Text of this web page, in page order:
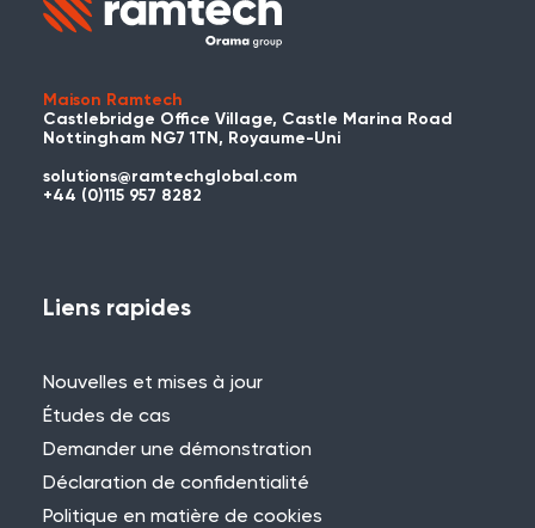
Avez-vous déjà utilisé WES ou
vous souhaitez partager votre
pourriez être présenté ici !
Maison Ramtech
Castlebridge Office Village, Castle Marina Road
Nottingham NG7 1TN, Royaume-Uni
solutions@ramtechglobal.com
+44 (0)115 957 8282
Liens rapides
Nouvelles et mises à jour
Études de cas
Demander une démonstration
Déclaration de confidentialité
Politique en matière de cookies